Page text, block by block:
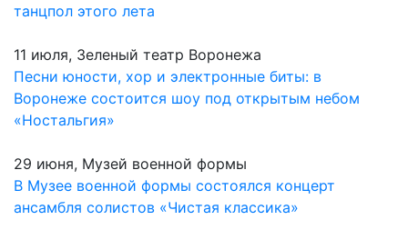
танцпол этого лета
11 июля, Зеленый театр Воронежа
Песни юности, хор и электронные биты: в
Воронеже состоится шоу под открытым небом
«Ностальгия»
29 июня, Музей военной формы
В Музее военной формы состоялся концерт
ансамбля солистов «Чистая классика»